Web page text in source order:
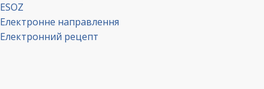
ESOZ
Електронне направлення
Електронний рецепт